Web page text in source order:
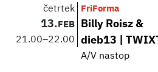
četrtek
13. FEB
21.00–22.00
FriForma
Billy Roisz &
dieb13 | TWIXT
A/V nastop